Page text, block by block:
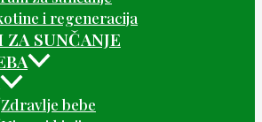
i regeneracija
ZA SUNČANJE
Zdravlje bebe